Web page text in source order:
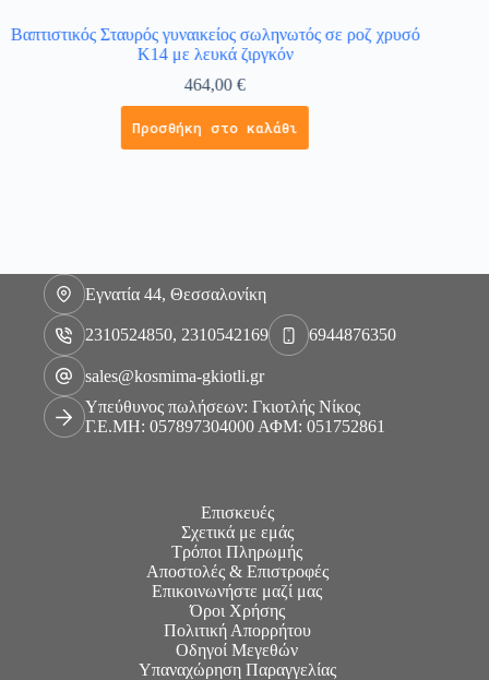
Βαπτιστικός Σταυρός γυναικείος σωληνωτός σε ροζ χρυσό
K14 με λευκά ζιργκόν
464,00€
Προσθήκη στο καλάθι
Εγνατία 44, Θεσσαλονίκη
2310524850, 2310542169 6944876350
sales@kosmima-gkiotli.gr
Υπεύθυνος πωλήσεων: Γκιοτλής Νίκος
Γ.Ε.ΜΗ: 057897304000 ΑΦΜ: 051752861
Επισκευές
Σχετικά με εμάς
Τρόποι Πληρωμής
Αποστολές & Επιστροφές
Επικοινωνήστε μαζί μας
Όροι Χρήσης
Πολιτική Απορρήτου
Οδηγοί Μεγεθών
Υπαναχώρηση Παραγγελίας